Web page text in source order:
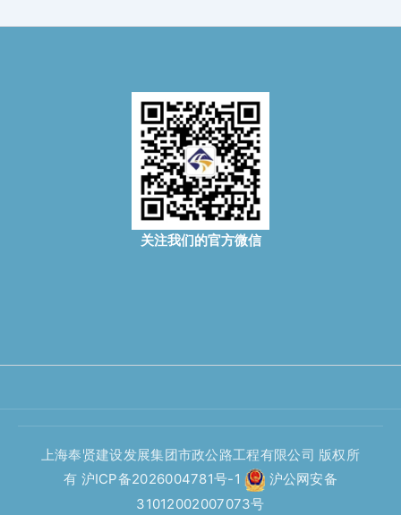
关注我们的官方微信
上海奉贤建设发展集团市政公路工程有限公司 版权所
有 沪ICP备2026004781号-1
沪公网安备
31012002007073号